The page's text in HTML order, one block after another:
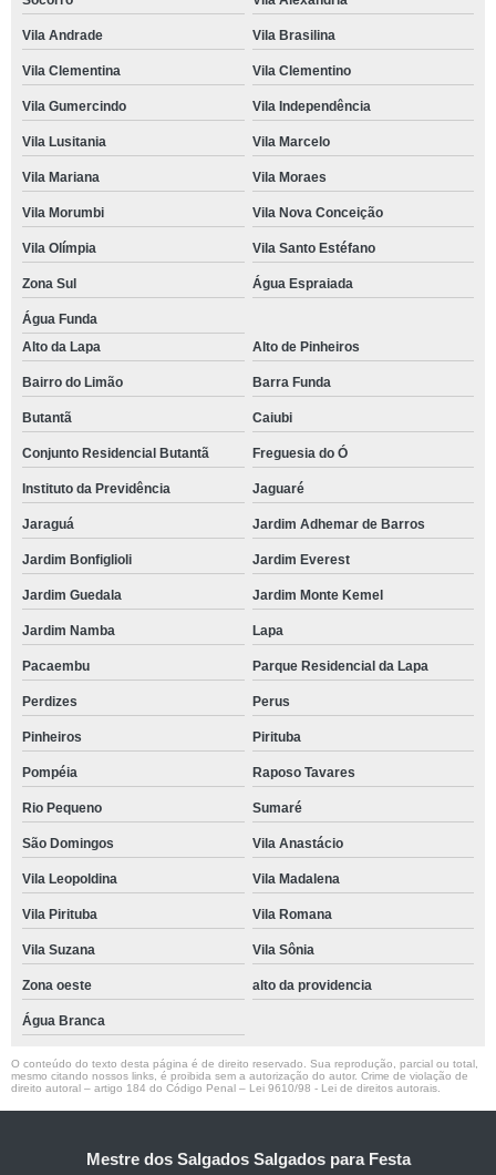
Vila Andrade Vila Brasilina
Vila Clementina Vila Clementino
Vila Gumercindo Vila Independência
Vila Lusitania Vila Marcelo
Vila Mariana Vila Moraes
Vila Morumbi Vila Nova Conceição
Vila Olímpia Vila Santo Estéfano
Zona Sul Água Espraiada
Água Funda
Alto da Lapa
Alto de Pinheiros
Bairro do Limão Barra Funda
Butantã Caiubi
Conjunto Residencial Butantã Freguesia do Ó
Instituto da Previdência Jaguaré
Jaraguá Jardim Adhemar de Barros
Jardim Bonfiglioli Jardim Everest
Jardim Guedala Jardim Monte Kemel
Jardim Namba Lapa
Pacaembu Parque Residencial da Lapa
Perdizes Perus
Pinheiros Pirituba
Pompéia Raposo Tavares
Rio Pequeno Sumaré
São Domingos Vila Anastácio
Vila Leopoldina Vila Madalena
Vila Pirituba Vila Romana
Vila Suzana Vila Sônia
Zona oeste alto da providencia
Água Branca
O conteúdo do texto desta página é de direito reservado. Sua reprodução, parcial ou total,
mesmo citando nossos links, é proibida sem a autorização do autor. Crime de violação de
direito autoral – artigo 184 do Código Penal – Lei 9610/98 - Lei de direitos autorais
Mestre dos Salgados Salgados para Festa